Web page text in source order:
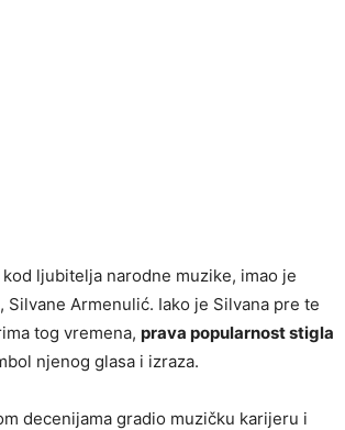
ljubitelja narodne muzike, imao je
Armenulić. Iako je Silvana pre te
tog vremena, prava popularnost stigla
njenog glasa i izraza.
decenijama gradio muzičku karijeru i